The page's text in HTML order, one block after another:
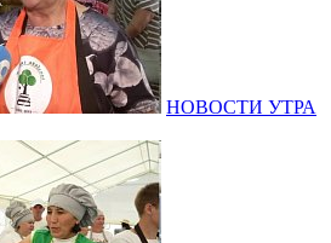
НОВОСТИ УТРА